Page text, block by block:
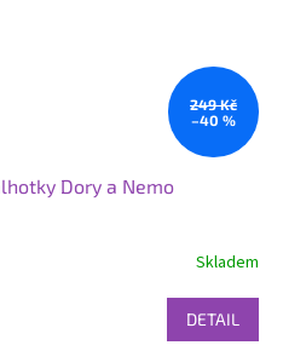
249 Kč
–40 %
Dory a Nemo
Skladem
DETAIL